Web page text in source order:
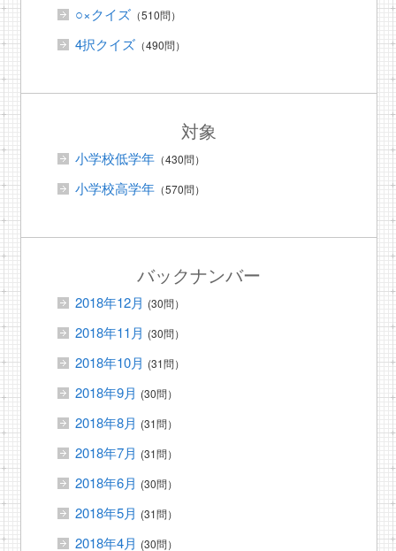
○×クイズ（510問）
4択クイズ（490問）
対象
小学校低学年（430問）
小学校高学年（570問）
バックナンバー
2018年12月 (30問）
2018年11月 (30問）
2018年10月 (31問）
2018年9月 (30問）
2018年8月 (31問）
2018年7月 (31問）
2018年6月 (30問）
2018年5月 (31問）
2018年4月 (30問）